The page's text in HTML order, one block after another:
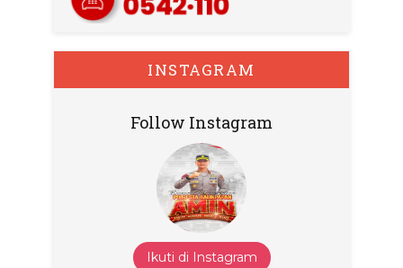
INSTAGRAM
Follow Instagram
Ikuti di Instagram